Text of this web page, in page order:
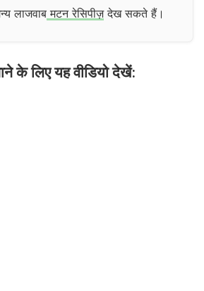
लाजवाब मटन रेसिपीज़देख सकते हैं।
के लिए यह वीडियो देखें: